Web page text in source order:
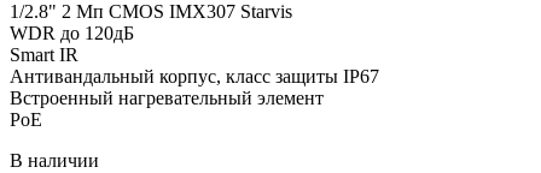
1/2.8" 2 Мп CMOS IMX307 Starvis
WDR до 120дБ
Smart IR
Антивандальный корпус, класс защиты IР67
Встроенный нагревательный элемент
PoE
В наличии